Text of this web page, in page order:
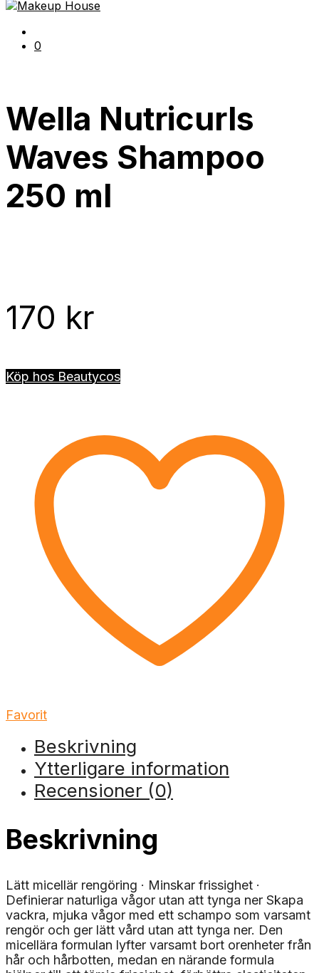
0
Wella Nutricurls
Waves Shampoo
250 ml
170 kr
Köp hos Beautycos
Favorit
Beskrivning
Ytterligare information
Recensioner (0)
Beskrivning
Lätt micellär rengöring · Minskar frissighet ·
Definierar naturliga vågor utan att tynga ner Skapa
vackra, mjuka vågor med ett schampo som varsamt
rengör och ger lätt vård utan att tynga ner. Den
micellära formulan lyfter varsamt bort orenheter från
hår och hårbotten, medan en närande formula